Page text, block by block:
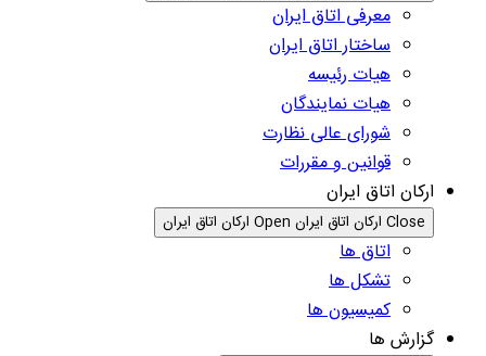
معرفی اتاق ایران
ساختار اتاق ایران
هیات رئیسه
هیات نمایندگان
شورای عالی نظارت
قوانین و مقررات
ارکان اتاق ایران
Close ارکان اتاق ایران Open ارکان اتاق ایران
اتاق ها
تشکل ها
کمیسیون ها
گزارش ها